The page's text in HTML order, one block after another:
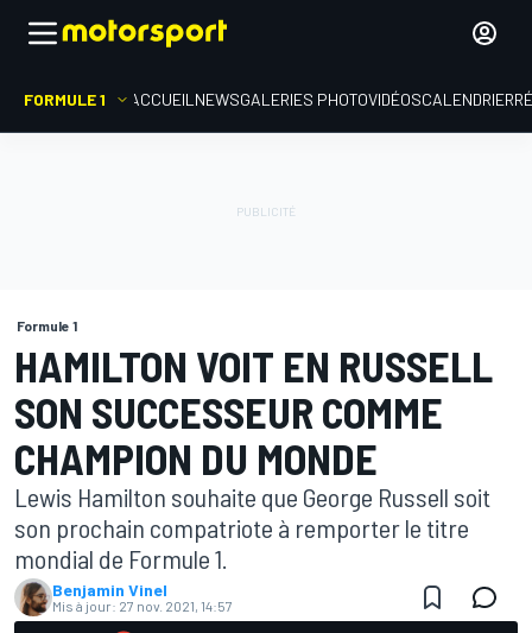
FORMULE 1 ACCUEIL NEWSGALERIES PHOTOVIDÉOSCALENDRIER
Formule 1
HAMILTON VOIT EN RUSSELL
SON SUCCESSEUR COMME
CHAMPION DU MONDE
Lewis Hamilton souhaite que George Russell soit
son prochain compatriote à remporter le titre
mondial de Formule 1.
Benjamin Vinel
Mis à jour: 27 nov. 2021, 14:57